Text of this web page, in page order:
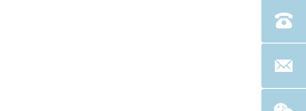
电话
联系